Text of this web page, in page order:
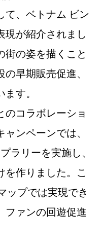
て、ベトナム ビン
現が紹介されまし
街の姿を描くこと
早期販売促進、
す。
のコラボレーショ
ンペーンでは、
ラリーを実施し、
を作りました。こ
ップでは実現でき
ファンの回遊促進